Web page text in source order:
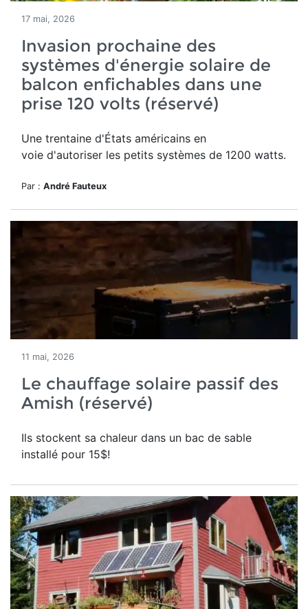
17 mai, 2026
Invasion prochaine des
systèmes d'énergie solaire de
balcon enfichables dans une
prise 120 volts (réservé)
Une trentaine d'États américains en
voie d'autoriser les petits systèmes de 1200 watts.
Par : André Fauteux
11 mai, 2026
Le chauffage solaire passif des
Amish (réservé)
Ils stockent sa chaleur dans un bac de sable
installé pour 15$!